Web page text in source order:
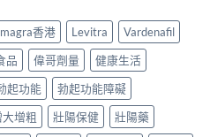
香港 Levitra
Vardenafil
品 偉哥劑量
健康生活
起功能
勃起功能障礙
大增粗 壯陽保健
壯陽藥